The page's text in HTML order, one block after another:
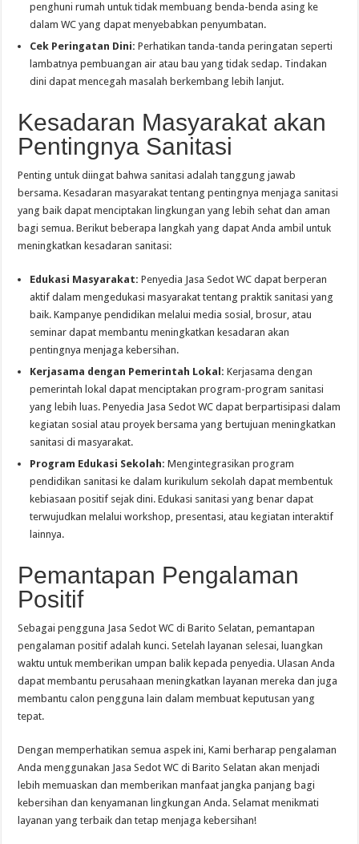
penghuni rumah untuk tidak membuang benda-benda asing ke
dalam WC yang dapat menyebabkan penyumbatan.
Cek Peringatan Dini: Perhatikan tanda-tanda peringatan seperti
lambatnya pembuangan air atau bau yang tidak sedap. Tindakan
dini dapat mencegah masalah berkembang lebih lanjut.
Kesadaran Masyarakat akan
Pentingnya Sanitasi
Penting untuk diingat bahwa sanitasi adalah tanggung jawab
bersama. Kesadaran masyarakat tentang pentingnya menjaga sanitasi
yang baik dapat menciptakan lingkungan yang lebih sehat dan aman
bagi semua. Berikut beberapa langkah yang dapat Anda ambil untuk
meningkatkan kesadaran sanitasi:
Edukasi Masyarakat: Penyedia Jasa Sedot WC dapat berperan
aktif dalam mengedukasi masyarakat tentang praktik sanitasi yang
baik. Kampanye pendidikan melalui media sosial, brosur, atau
seminar dapat membantu meningkatkan kesadaran akan
pentingnya menjaga kebersihan.
Kerjasama dengan Pemerintah Lokal: Kerjasama dengan
pemerintah lokal dapat menciptakan program-program sanitasi
yang lebih luas. Penyedia Jasa Sedot WC dapat berpartisipasi dalam
kegiatan sosial atau proyek bersama yang bertujuan meningkatkan
sanitasi di masyarakat.
Program Edukasi Sekolah: Mengintegrasikan program
pendidikan sanitasi ke dalam kurikulum sekolah dapat membentuk
kebiasaan positif sejak dini. Edukasi sanitasi yang benar dapat
terwujudkan melalui workshop, presentasi, atau kegiatan interaktif
lainnya.
Pemantapan Pengalaman
Positif
Sebagai pengguna Jasa Sedot WC di Barito Selatan, pemantapan
pengalaman positif adalah kunci. Setelah layanan selesai, luangkan
waktu untuk memberikan umpan balik kepada penyedia. Ulasan Anda
dapat membantu perusahaan meningkatkan layanan mereka dan juga
membantu calon pengguna lain dalam membuat keputusan yang
tepat.
Dengan memperhatikan semua aspek ini, Kami berharap pengalaman
Anda menggunakan Jasa Sedot WC di Barito Selatan akan menjadi
lebih memuaskan dan memberikan manfaat jangka panjang bagi
kebersihan dan kenyamanan lingkungan Anda. Selamat menikmati
layanan yang terbaik dan tetap menjaga kebersihan!